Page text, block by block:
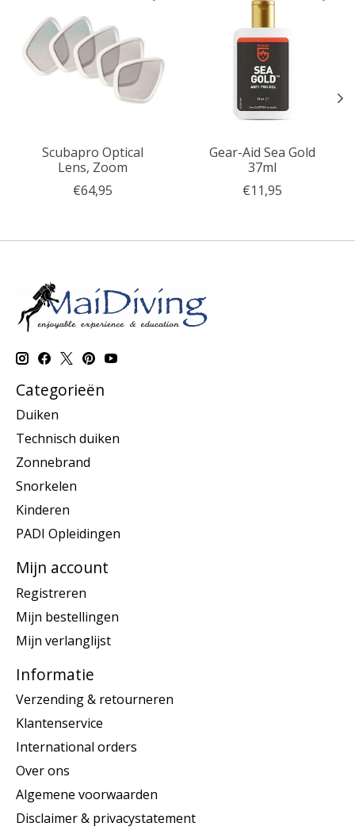
Scubapro Optical
Lens, Zoom
€64,95
Gear-Aid Sea Gold
37ml
€11,95
Categorieën
Duiken
Technisch duiken
Zonnebrand
Snorkelen
Kinderen
PADI Opleidingen
Mijn account
Registreren
Mijn bestellingen
Mijn verlanglijst
Informatie
Verzending & retourneren
Klantenservice
International orders
Over ons
Algemene voorwaarden
Disclaimer & privacystatement